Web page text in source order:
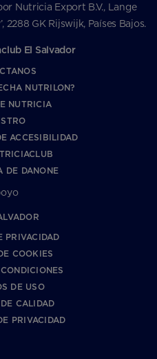
Nutricia Export B.V., Lange
2288 GK Rijswijk, Países Bajos.
El Salvador
NUTRILON?
NUTRICIA
ACCESIBILIDAD
DE DANONE
PRIVACIDAD
COOKIES
DE USO
CALIDAD
PRIVACIDAD